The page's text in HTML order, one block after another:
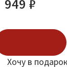
949 ₽
Хочу в подарок